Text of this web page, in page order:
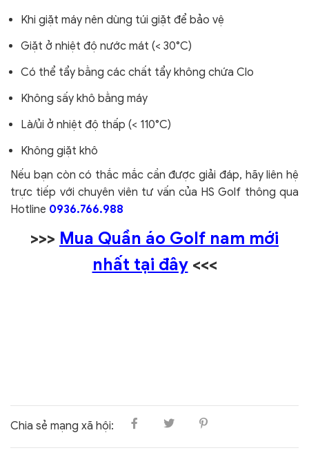
Khi giặt máy nên dùng túi giặt để bảo vệ
Giặt ở nhiệt độ nước mát (< 30°C)
Có thể tẩy bằng các chất tẩy không chứa Clo
Không sấy khô bằng máy
Là/ủi ở nhiệt độ thấp (< 110°C)
Không giặt khô
Nếu bạn còn có thắc mắc cần được giải đáp, hãy liên hệ
trực tiếp với chuyên viên tư vấn của HS Golf thông qua
Hotline 0936.766.988
>>> Mua Quần áo Golf nam mới
nhất tại đây<<<
Chia sẻ mạng xã hội: